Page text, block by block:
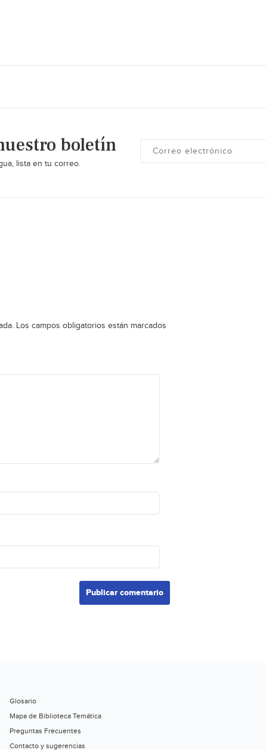
boletín
lista en tu correo.
Los campos obligatorios están marcados
Glosario
Mapa de Biblioteca Temática
Preguntas Frecuentes
Contacto y sugerencias